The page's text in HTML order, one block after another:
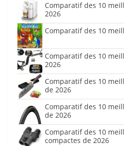
Comparatif des 10
2026
Comparatif des 10
Comparatif des 10
2026
Comparatif des 10
de 2026
Comparatif des 10
de 2026
Comparatif des 10
compactes de 2026